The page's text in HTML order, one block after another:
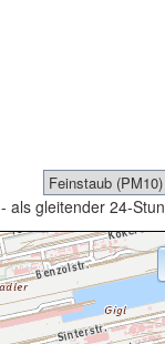
- als gleitender 24-